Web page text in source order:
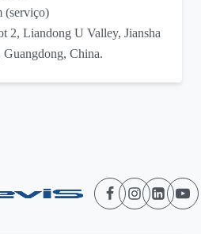
(serviço)
2, Liandong U Valley, Jiansha
Guangdong, China.